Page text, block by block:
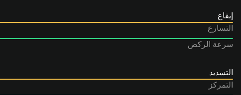
إيقاع
التسارع
سرعة الركض
التسديد
التمركز